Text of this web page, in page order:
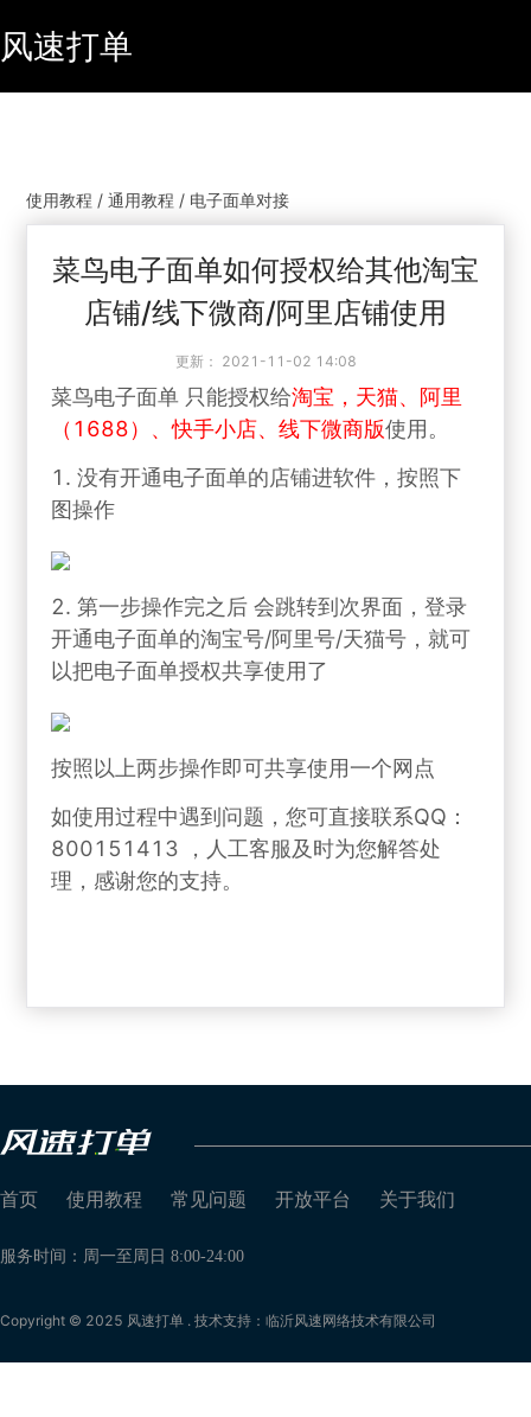
风速打单
使用教程 / 通用教程 / 电子面单对接
菜鸟电子面单如何授权给其他淘宝
店铺/线下微商/阿里店铺使用
更新： 2021-11-02 14:08
菜鸟电子面单 只能授权给淘宝，天猫、阿里
（1688）、快手小店、线下微商版使用。
1. 没有开通电子面单的店铺进软件，按照下
图操作
2. 第一步操作完之后 会跳转到次界面，登录
开通电子面单的淘宝号/阿里号/天猫号，就可
以把电子面单授权共享使用了
按照以上两步操作即可共享使用一个网点
如使用过程中遇到问题，您可直接联系QQ：
800151413 ，人工客服及时为您解答处
理，感谢您的支持。
首页 使用教程 常见问题 开放平台 关于我们
服务时间：周一至周日 8:00-24:00
Copyright © 2025 风速打单 . 技术支持：临沂风速网络技术有限公司